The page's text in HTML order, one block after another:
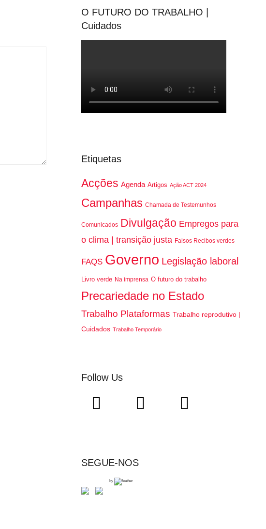
O FUTURO DO TRABALHO |
Cuidados
Etiquetas
Acções Agenda Artigos Ação ACT 2024
Campanhas Chamada de Testemunhos
Comunicados Divulgação Empregos para
o clima | transição justa Falsos Recibos verdes
FAQS Governo Legislação laboral
Livro verde Na imprensa O futuro do trabalho
Precariedade no Estado
Trabalho Plataformas Trabalho reprodutivo |
Cuidados Trabalho Temporário
Follow Us
SEGUE-NOS
by